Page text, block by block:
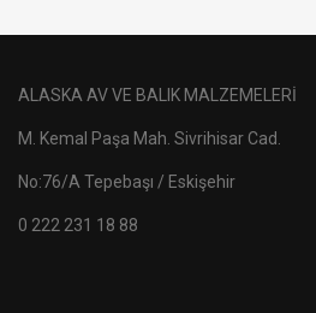
ALASKA AV VE BALIK MALZEMELERİ
M. Kemal Paşa Mah. Sivrihisar Cad.
No:76/A Tepebaşı / Eskişehir
0 222 231 18 88